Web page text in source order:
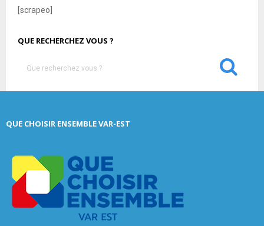
[scrapeo]
QUE RECHERCHEZ VOUS ?
h
S
QUE CHOISIR ENSEMBLE VAR-EST